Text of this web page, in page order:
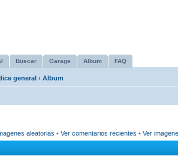
Buscar Garage Album FAQ
general ‹ Album
aleatorias • Ver comentarios recientes • Ver